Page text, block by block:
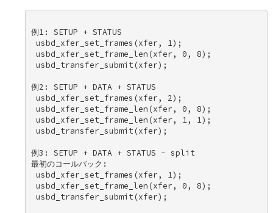
例1: SETUP + STATUS
usbd_xfer_set_frames(xfer, 1);
usbd_xfer_set_frame_len(xfer, 0, 8);
usbd_transfer_submit(xfer);
例2: SETUP + DATA + STATUS
usbd_xfer_set_frames(xfer, 2);
usbd_xfer_set_frame_len(xfer, 0, 8);
usbd_xfer_set_frame_len(xfer, 1, 1);
usbd_transfer_submit(xfer);
例3: SETUP + DATA + STATUS - split
最初のコールバック:
usbd_xfer_set_frames(xfer, 1);
usbd_xfer_set_frame_len(xfer, 0, 8);
usbd_transfer_submit(xfer);